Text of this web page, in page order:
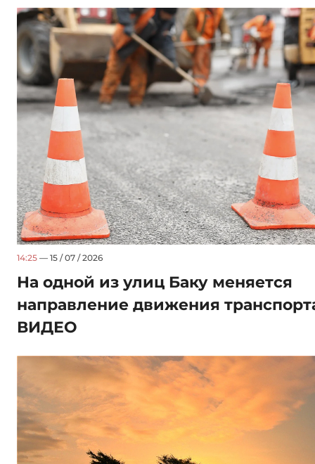
14:25 — 15 / 07 / 2026
На одной из улиц Баку меняется
направление движения
ВИДЕО